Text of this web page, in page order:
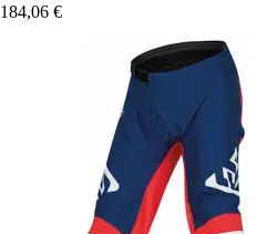
184,06 €